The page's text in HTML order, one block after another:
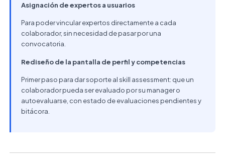
Asignación de expertos a usuarios
Para poder vincular expertos directamente a cada
colaborador, sin necesidad de pasar por una
convocatoria.
Rediseño de la pantalla de perfil y competencias
Primer paso para dar soporte al skill assessment: que un
colaborador pueda ser evaluado por su manager o
autoevaluarse, con estado de evaluaciones pendientes y
bitácora.